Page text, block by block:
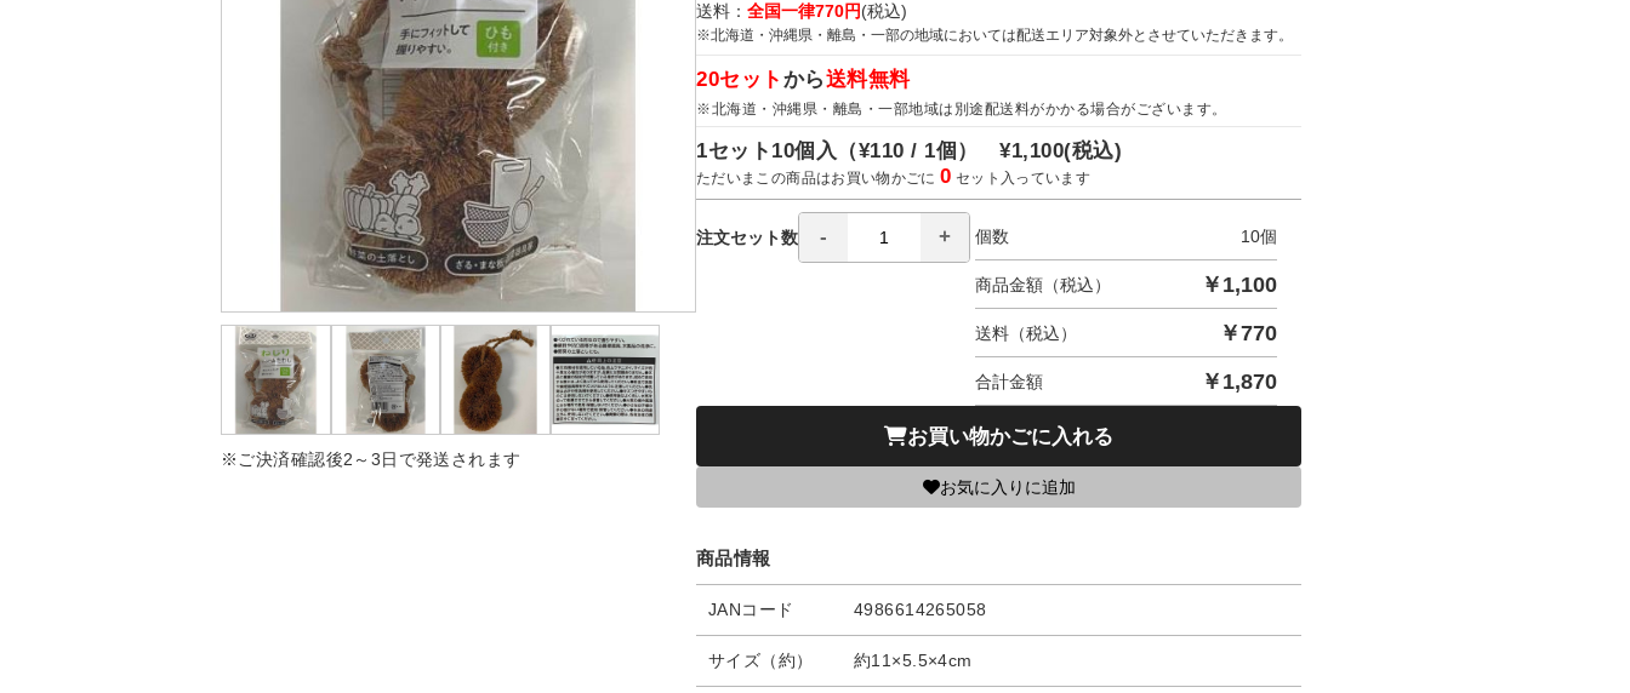
※ご決済確認後2～3日で発送されます
送料： 全国一律770円(税込)
※北海道・沖縄県・離島・一部の地域においては配送エリア対象外とさせていただきます。
20セット から送料無料
※北海道・沖縄県・離島・一部地域は別途配送料がかかる場合がございます。
1セット10個入（¥110 / 1個）¥1,100(税込)
ただいまこの商品はお買い物かごに0 セット入っています
注文セット数 個数 10個
商品金額（税込） ￥ 1,100
送料（税込） ￥770
合計金額 ￥ 1,870
お買い物かごに入れる
お気に入りに追加
商品情報
JANコード 4986614265058
サイズ（約） 約11×5.5×4cm